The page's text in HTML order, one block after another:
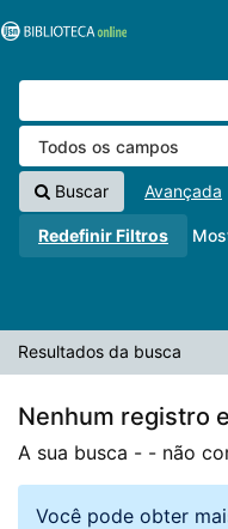
VuFind
Buscar Avançada
Redefinir Filtros
Resultados da busca
Nenhum registro
A sua busca - - não
Você pode obter